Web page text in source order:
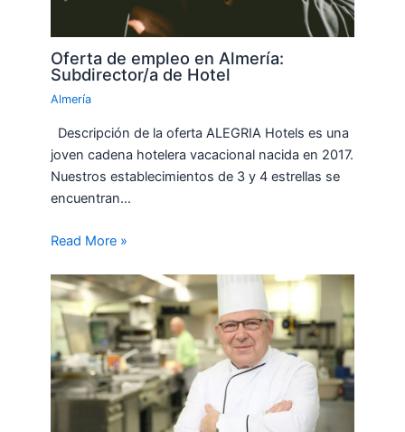
Oferta de empleo en Almería:
Subdirector/a de Hotel
Almería
Descripción de la oferta ALEGRIA Hotels es una
joven cadena hotelera vacacional nacida en 2017.
Nuestros establecimientos de 3 y 4 estrellas se
encuentran…
Read More »